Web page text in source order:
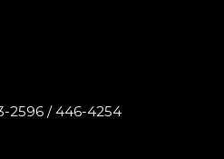
2596 / 446-4254